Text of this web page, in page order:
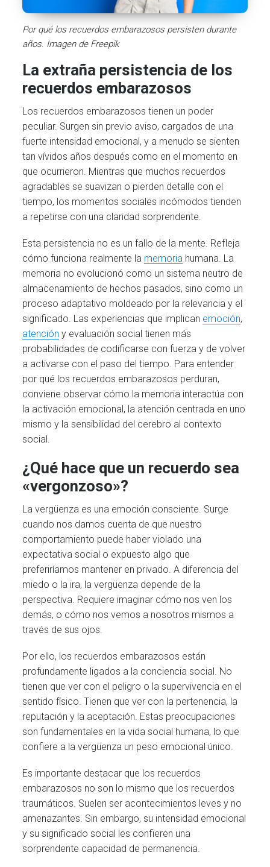
Por qué los recuerdos embarazosos persisten durante
años. Imagen de Freepik
La extraña persistencia de los
recuerdos embarazosos
Los recuerdos embarazosos tienen un poder
peculiar. Surgen sin previo aviso, cargados de una
fuerte intensidad emocional, y a menudo se sienten
tan vívidos años después como en el momento en
que ocurrieron. Mientras que muchos recuerdos
agradables se suavizan o pierden detalle con el
tiempo, los momentos sociales incómodos tienden
a repetirse con una claridad sorprendente.
Esta persistencia no es un fallo de la mente. Refleja
cómo funciona realmente la memoria humana. La
memoria no evolucionó como un sistema neutro de
almacenamiento de hechos pasados, sino como un
proceso adaptativo moldeado por la relevancia y el
significado. Las experiencias que implican emoción,
atención y evaluación social tienen más
probabilidades de codificarse con fuerza y de volver
a activarse con el paso del tiempo. Para entender
por qué los recuerdos embarazosos perduran,
conviene observar cómo la memoria interactúa con
la activación emocional, la atención centrada en uno
mismo y la sensibilidad del cerebro al contexto
social.
¿Qué hace que un recuerdo sea
«vergonzoso»?
La vergüenza es una emoción consciente. Surge
cuando nos damos cuenta de que nuestro
comportamiento puede haber violado una
expectativa social o expuesto algo que
preferiríamos mantener en privado. A diferencia del
miedo o la ira, la vergüenza depende de la
perspectiva. Requiere imaginar cómo nos ven los
demás, o cómo nos vemos a nosotros mismos a
través de sus ojos.
Por ello, los recuerdos embarazosos están
profundamente ligados a la conciencia social. No
tienen que ver con el peligro o la supervivencia en el
sentido físico. Tienen que ver con la pertenencia, la
reputación y la aceptación. Estas preocupaciones
son fundamentales en la vida social humana, lo que
confiere a la vergüenza un peso emocional único.
Es importante destacar que los recuerdos
embarazosos no son lo mismo que los recuerdos
traumáticos. Suelen ser acontecimientos leves y no
amenazantes. Sin embargo, su intensidad emocional
y su significado social les confieren una
sorprendente capacidad de permanencia.